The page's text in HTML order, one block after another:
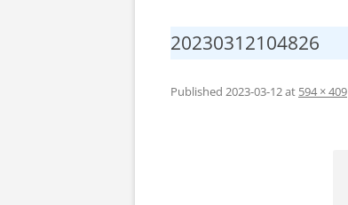
20230312104826
Published 2023-03-12at 594 × 409